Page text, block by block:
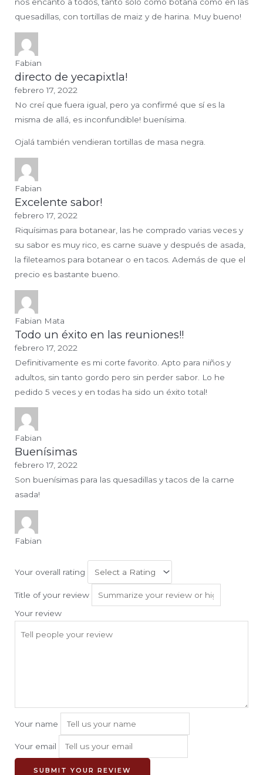
quesadillas, con tortillas de maiz y de harina. Muy bueno!
Fabian
directo de yecapixtla!
febrero 17, 2022
No creí que fuera igual, pero ya confirmé que sí es la
misma de allá, es inconfundible! buenísima.
Ojalá también vendieran tortillas de masa negra.
Fabian
Excelente sabor!
febrero 17, 2022
Riquísimas para botanear, las he comprado varias veces y
su sabor es muy rico, es carne suave y después de asada,
la fileteamos para botanear o en tacos. Además de que el
precio es bastante bueno.
Fabian Mata
Todo un éxito en las reuniones!!
febrero 17, 2022
Definitivamente es mi corte favorito. Apto para niños y
adultos, sin tanto gordo pero sin perder sabor. Lo he
pedido 5 veces y en todas ha sido un éxito total!
Fabian
Buenísimas
febrero 17, 2022
Son buenísimas para las quesadillas y tacos de la carne
asada!
Fabian
Your overall rating
Title of your review
Your review
Your name
Your email
SUBMIT YOUR REVIEW